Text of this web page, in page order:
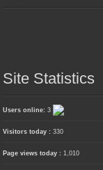
Site Statistics
Users online:3
Visitors today :330
Page views today : 1,010